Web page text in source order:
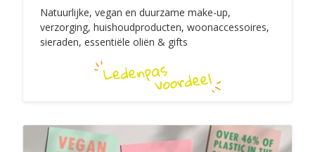
Natuurlijke, vegan en duurzame make-up,
verzorging, huishoudproducten, woonaccessoires,
sieraden, essentiële oliën & gifts